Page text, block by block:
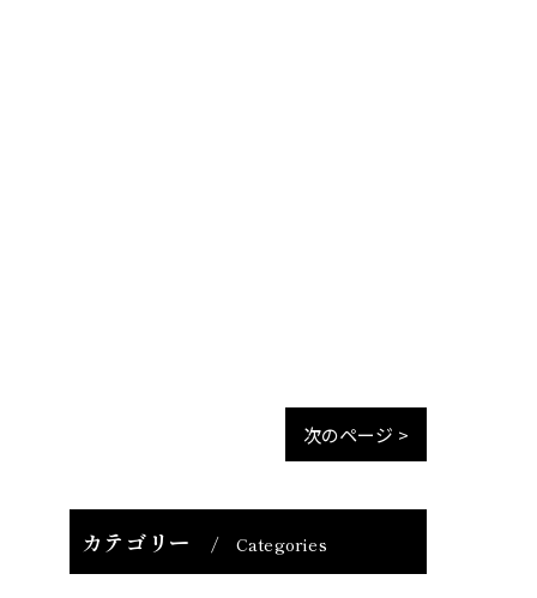
次のページ >
カテゴリー Categories